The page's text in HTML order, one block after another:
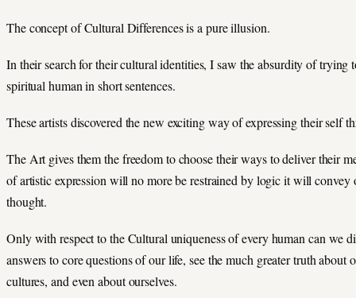
The concept of Cultural Differences is a pure illusion.
In their search for their cultural identities, I saw the absurdity of trying
spiritual human in short sentences.
These artists discovered the new exciting way of expressing their self
The Art gives them the freedom to choose their ways to deliver their
of artistic expression will no more be restrained by logic it will convey
thought.
Only with respect to the Cultural uniqueness of every human can we
answers to core questions of our life, see the much greater truth about
cultures, and even about ourselves.